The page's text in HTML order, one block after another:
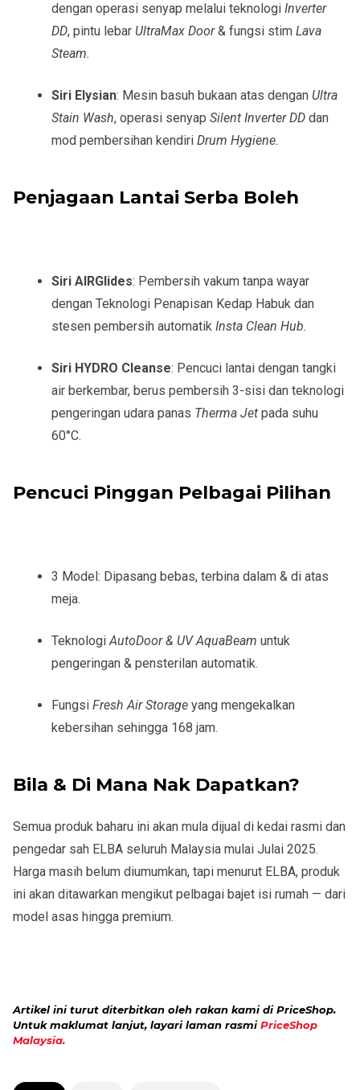
dengan operasi senyap melalui teknologi Inverter
DD, pintu lebar UltraMax Door& fungsi stim Lava
Steam.
Siri Elysian: Mesin basuh bukaan atas dengan Ultra
Stain Wash, operasi senyap Silent Inverter DD dan
mod pembersihan kendiri Drum Hygiene.
Penjagaan Lantai Serba Boleh
Siri AIRGlides: Pembersih vakum tanpa wayar
dengan Teknologi Penapisan Kedap Habuk dan
stesen pembersih automatik Insta Clean Hub.
Siri HYDRO Cleanse: Pencuci lantai dengan tangki
air berkembar, berus pembersih 3-sisi dan teknologi
pengeringan udara panas Therma Jet pada suhu
60°C.
Pencuci Pinggan Pelbagai Pilihan
3 Model: Dipasang bebas, terbina dalam & di atas
meja.
TeknologiAutoDoor & UV AquaBeam untuk
pengeringan & pensterilan automatik.
Fungsi Fresh Air Storage yang mengekalkan
kebersihan sehingga 168 jam.
Bila & Di Mana Nak Dapatkan?
Semua produk baharu ini akan mula dijual di kedai rasmi dan
pengedar sah ELBA seluruh Malaysia mulai Julai 2025.
Harga masih belum diumumkan, tapi menurut ELBA, produk
ini akan ditawarkan mengikut pelbagai bajet isi rumah — dari
model asas hingga premium.
Artikel ini turut diterbitkan oleh rakan kami di PriceShop.
Untuk maklumat lanjut, layari laman rasmiPriceShop
Malaysia.